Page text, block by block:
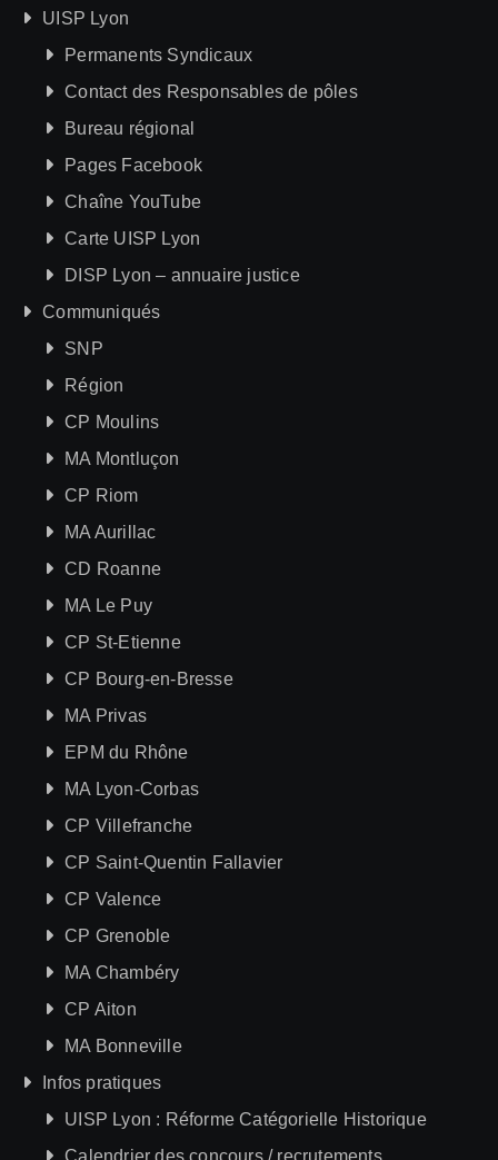
UISP Lyon
Permanents Syndicaux
Contact des Responsables de pôles
Bureau régional
Pages Facebook
Chaîne YouTube
Carte UISP Lyon
DISP Lyon – annuaire justice
Communiqués
SNP
Région
CP Moulins
MA Montluçon
CP Riom
MA Aurillac
CD Roanne
MA Le Puy
CP St-Etienne
CP Bourg-en-Bresse
MA Privas
EPM du Rhône
MA Lyon-Corbas
CP Villefranche
CP Saint-Quentin Fallavier
CP Valence
CP Grenoble
MA Chambéry
CP Aiton
MA Bonneville
Infos pratiques
UISP Lyon : Réforme Catégorielle Historique